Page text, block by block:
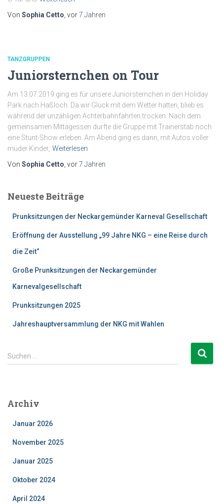
Von Sophia Cetto , vor7 Jahren
TANZGRUPPEN
Juniorsternchen on Tour
Am 13.07.2019 ging es für unsere Juniorsternchen in den Holiday
Park nach Haßloch. Da wir Glück mit dem Wetter hatten, blieb es
während der unzähligen Achterbahnfahrten trocken. Nach dem
gemeinsamen Mittagessen durfte die Gruppe mit Trainerstab noch
eine Stunt-Show erleben. Am Abend ging es dann, mit Autos voller
müder Kinder, Weiterlesen
Von Sophia Cetto , vor7 Jahren
Neueste Beiträge
Prunksitzungen der Neckargemünder Karneval Gesellschaft
Eröffnung der Ausstellung „99 Jahre NKG – eine Reise durch
die Zeit“
Große Prunksitzungen der Neckargemünder
Karnevalgesellschaft
Prunksitzungen 2025
Jahreshauptversammlung der NKG mit Wahlen
Suchen
nach:
Suchen …
Archiv
Januar 2026
November 2025
Januar 2025
Oktober 2024
April 2024